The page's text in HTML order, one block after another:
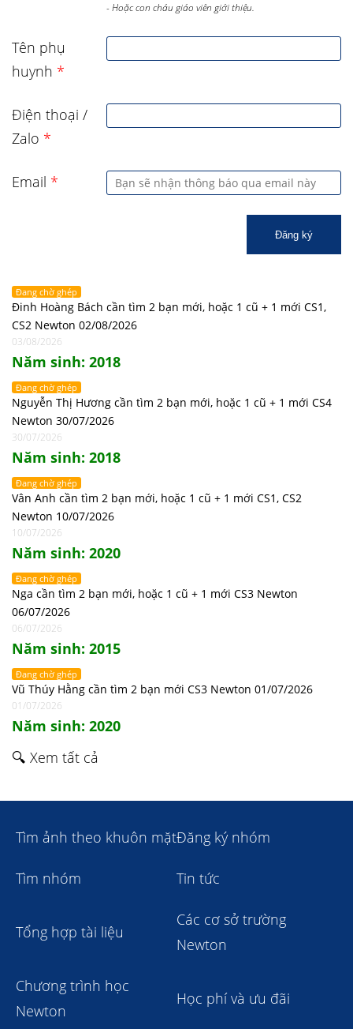
- Hoặc con cháu giáo viên giới thiệu.
Tên phụ
huynh *
Điện thoại /
Zalo *
Email *
Đăng ký
Đang chờ ghép
Đinh Hoàng Bách cần tìm 2 bạn mới, hoặc 1 cũ + 1 mới CS1,
CS2 Newton 02/08/2026
03/08/2026
Năm sinh: 2018
Đang chờ ghép
Nguyễn Thị Hương cần tìm 2 bạn mới, hoặc 1 cũ + 1 mới CS4
Newton 30/07/2026
30/07/2026
Năm sinh: 2018
Đang chờ ghép
Vân Anh cần tìm 2 bạn mới, hoặc 1 cũ + 1 mới CS1, CS2
Newton 10/07/2026
10/07/2026
Năm sinh: 2020
Đang chờ ghép
Nga cần tìm 2 bạn mới, hoặc 1 cũ + 1 mới CS3 Newton
06/07/2026
06/07/2026
Năm sinh: 2015
Đang chờ ghép
Vũ Thúy Hằng cần tìm 2 bạn mới CS3 Newton 01/07/2026
01/07/2026
Năm sinh: 2020
🔍 Xem tất cả
Tìm ảnh theo khuôn mặtĐăng ký nhóm
Tìm nhóm Tin tức
Tổng hợp tài liệu
Các cơ sở trường
Newton
Chương trình học
Newton
Học phí và ưu đãi